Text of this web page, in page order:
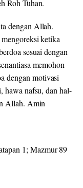
Roh Tuhan.
dengan Allah.
ketika
sesuai dengan
memohon
dengan motivasi
hawa nafsu, dan hal-
Allah. Amin
1; Mazmur 89